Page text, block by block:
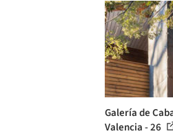
Galería de
Valencia - 26